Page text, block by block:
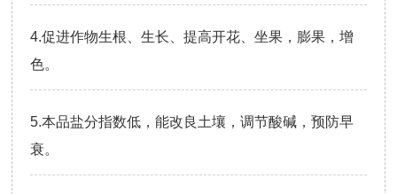
4.促进作物生根、生长、提高开花、坐果，膨果，增
色。
5.本品盐分指数低，能改良土壤，调节酸碱，预防早
衰。